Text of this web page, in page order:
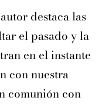
destaca las
el pasado y la
en el instante
con nuestra
comunión con